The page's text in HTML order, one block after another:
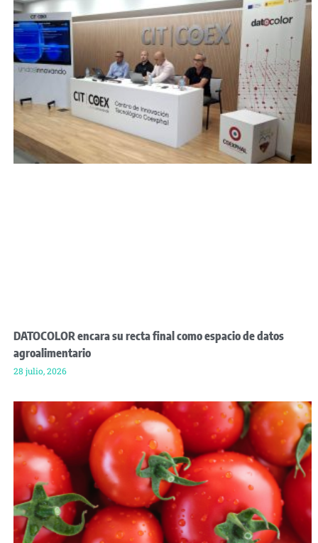
DATOCOLOR encara su recta final como espacio de datos
agroalimentario
28 julio, 2026